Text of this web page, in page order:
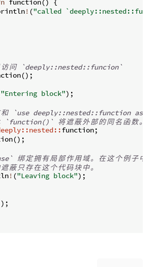
function()
{
! ("called
访问 `deeply::nested::funcion`
() ;
"Entering block") ;
和 `use deeply::nested::function as
`function()` 将遮蔽外部的同名函 数。
function;
() ;
绑定拥 有局部 作用域。 在这 个 例 子 中
遮蔽只存在这 个 代码块 中。
! ("Leaving block") ;
) ;